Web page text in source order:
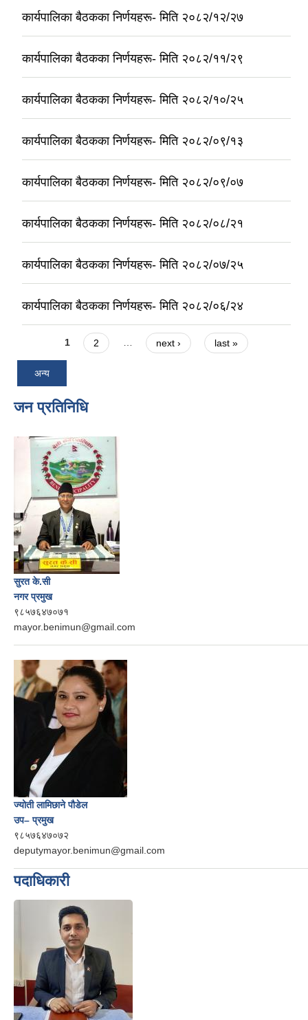
कार्यपालिका बैठकका निर्णयहरू- मिति २०८२/१२/२७
कार्यपालिका बैठकका निर्णयहरू- मिति २०८२/११/२९
कार्यपालिका बैठकका निर्णयहरू- मिति २०८२/१०/२५
कार्यपालिका बैठकका निर्णयहरू- मिति २०८२/०९/१३
कार्यपालिका बैठकका निर्णयहरू- मिति २०८२/०९/०७
कार्यपालिका बैठकका निर्णयहरू- मिति २०८२/०८/२१
कार्यपालिका बैठकका निर्णयहरू- मिति २०८२/०७/२५
कार्यपालिका बैठकका निर्णयहरू- मिति २०८२/०६/२४
Pages
1 2 … next › last »
अन्य
जन प्रतिनिधि
सुरत के.सी
नगर प्रमुख
९८५७६४७०७१
mayor.benimun@gmail.com
ज्योती लामिछाने पौडेल
उप– प्रमुख
९८५७६४७०७२
deputymayor.benimun@gmail.com
पदाधिकारी